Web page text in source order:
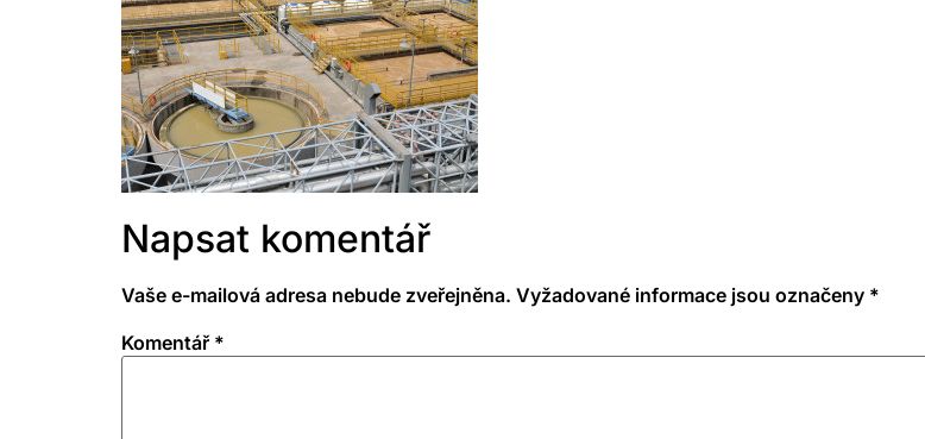
Napsat komentář
Vaše e-mailová adresa nebude zveřejněna. Vyžadované informace jsou označeny *
Komentář *